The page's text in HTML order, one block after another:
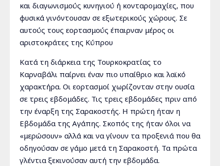
και διαγωνισμούς κυνηγιού ή κονταρομαχίες, που
φυσικά γινόντουσαν σε εξωτερικούς χώρους. Σε
αυτούς τους εορτασμούς έπαιρναν μέρος οι
αριστοκράτες της Κύπρου
Κατά τη διάρκεια της Τουρκοκρατίας το
Καρναβάλι παίρνει έναν πιο υπαίθριο και λαϊκό
χαρακτήρα. Οι εορτασμοί χωρίζονταν στην ουσία
σε τρεις εβδομάδες. Τις τρεις εβδομάδες πριν από
την έναρξη της Σαρακοστής. Η πρώτη ήταν η
Εβδομάδα της Αγάπης. Σκοπός της ήταν όλοι να
«μερώσουν» αλλά και να γίνουν τα προξενιά που θα
οδηγούσαν σε γάμο μετά τη Σαρακοστή. Τα πρώτα
γλέντια ξεκινούσαν αυτή την εβδομάδα.